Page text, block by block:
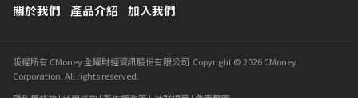
關於我們 產品介紹 加入我們
版權所有 CMoney 全曜財經資訊股份有限公司 Copyright © 2026 CMoney
Corporation. All rights reserved.